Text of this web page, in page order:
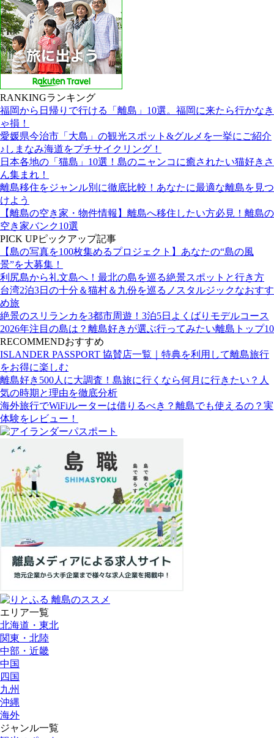
RANKINGランキング
福岡から日帰りで行ける「離島」10選。福岡に来たら行かなき
ゃ損！
愛媛県今治市「大島」の観光スポット&グルメを一挙にご紹介
♪しまなみ海道をプチサイクリング！
日本各地の「猫島」10選！島のニャンコに癒されたい猫好きさ
ん集まれ！
離島移住をジャンル別に徹底比較！あなたに最適な離島を見つ
けよう
【離島の空き家・物件情報】離島へ移住したい方必見！離島の
空き家バンク10選
PICK UPピックアップ記事
【島の写真を100枚集めるプロジェクト】あなたの“島の風
景”を大募集！
利尻島から礼文島へ！最北の島を巡る絶景スポットと行き方
台湾2泊3日の十分＆猫村＆九份を巡るノスタルジックなおすす
め旅
絶景のスリランカを3都市周遊！3泊5日よくばりモデルコース
2026年注目の島は？離島好きが選ぶ行ってみたい離島トップ10
RECOMMENDおすすめ
ISLANDER PASSPORT 協賛店一覧｜特典を利用して離島旅行
をお得に楽しむ
離島好き500人に大調査！島旅に行くなら何月に行きたい？人
気の時期と理由を徹底分析
海外旅行でWiFiルーターは借りるべき？離島でも使えるの？実
体験をレビュー！
エリア一覧
北海道・東北
関東・北陸
中部・近畿
中国
四国
九州
沖縄
海外
ジャンル一覧